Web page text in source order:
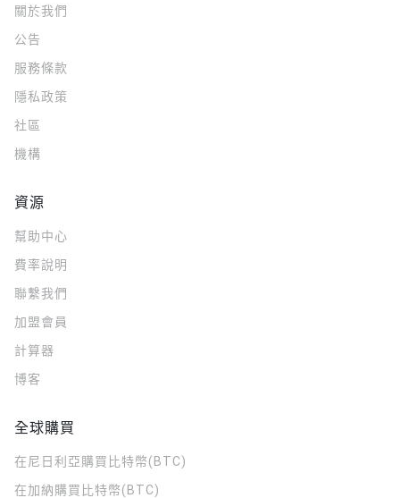
關於我們
公告
服務條款
隱私政策
社區
機構
資源
幫助中心
費率說明
聯繫我們
加盟會員
計算器
博客
全球購買
在尼日利亞購買比特幣(BTC)
在加納購買比特幣(BTC)